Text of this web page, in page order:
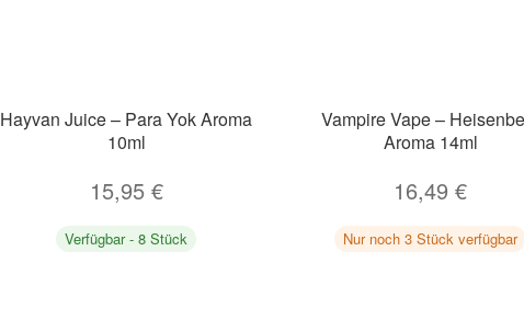
Hayvan Juice – Para Yok Aroma
10ml
15,95 €
Verfügbar - 8 Stück
Vampire Vape –
Aroma 14ml
16,49€
Nur noch 3 Stück verfügbar